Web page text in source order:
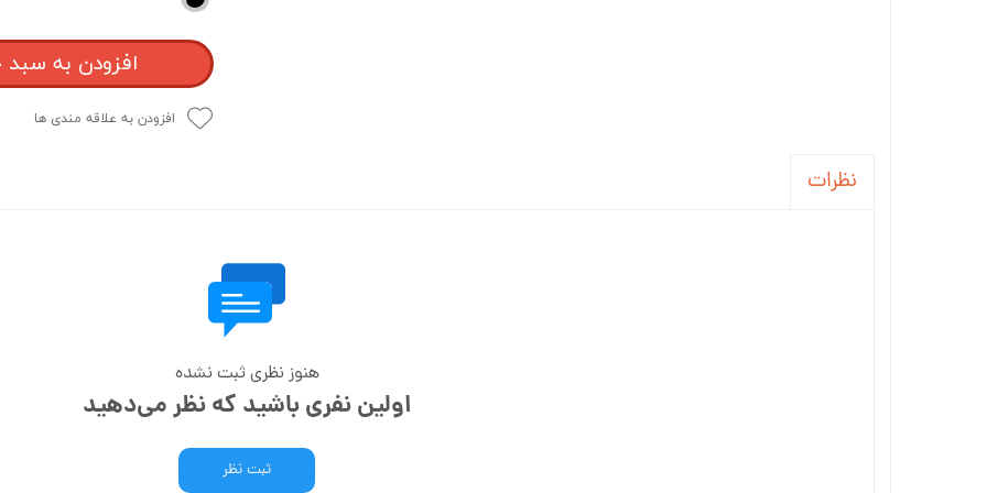
افزودن به سبد
افزودن به علاقه مندی ها
نظرات
هنوز نظری ثبت نشده
اولین نفری باشید که نظر می‌دهید
ثبت نظر